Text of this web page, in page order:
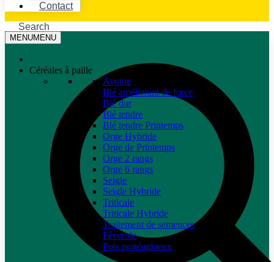
Contact
Search
MENUMENU
Céréales à paille
Avoine
Blé améliorant de force
Blé dur
Blé tendre
Blé tendre Printemps
Orge Hybride
Orge de Printemps
Orge 2 rangs
Orge 6 rangs
Seigle
Seigle Hybride
Triticale
Triticale Hybride
Traitement de semences
Féverole
Pois protéagineux